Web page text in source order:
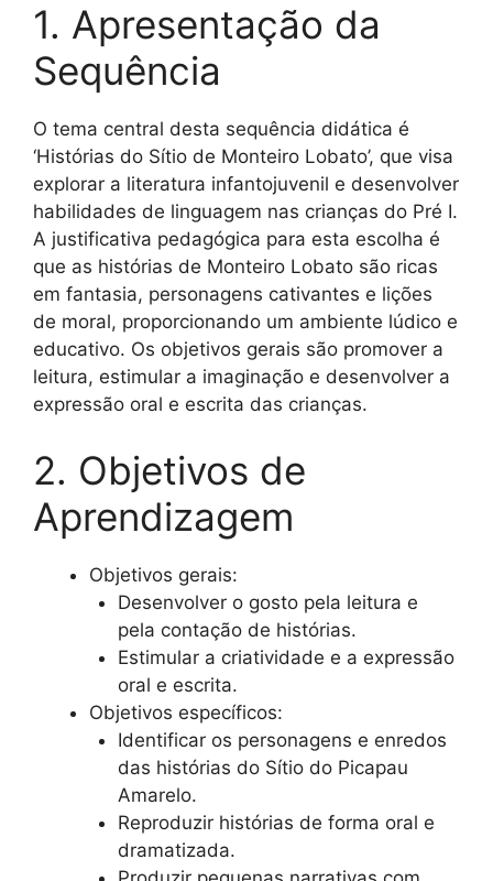
1. Apresentação da
Sequência
O tema central desta sequência didática é
‘Histórias do Sítio de Monteiro Lobato’, que visa
explorar a literatura infantojuvenil e desenvolver
habilidades de linguagem nas crianças do Pré I.
A justificativa pedagógica para esta escolha é
que as histórias de Monteiro Lobato são ricas
em fantasia, personagens cativantes e lições
de moral, proporcionando um ambiente lúdico e
educativo. Os objetivos gerais são promover a
leitura, estimular a imaginação e desenvolver a
expressão oral e escrita das crianças.
2. Objetivos de
Aprendizagem
Objetivos gerais:
Desenvolver o gosto pela leitura e
pela contação de histórias.
Estimular a criatividade e a expressão
oral e escrita.
Objetivos específicos:
Identificar os personagens e enredos
das histórias do Sítio do Picapau
Amarelo.
Reproduzir histórias de forma oral e
dramatizada.